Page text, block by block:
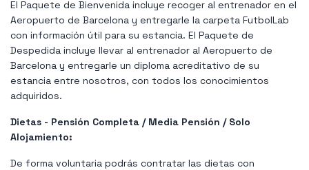
El Paquete de Bienvenida incluye recoger al entrenador en el
Aeropuerto de Barcelona y entregarle la carpeta FutbolLab
con información útil para su estancia. El Paquete de
Despedida incluye llevar al entrenador al Aeropuerto de
Barcelona y entregarle un diploma acreditativo de su
estancia entre nosotros, con todos los conocimientos
adquiridos.
Dietas - Pensión Completa / Media Pensión / Solo
Alojamiento:
De forma voluntaria podrás contratar las dietas con